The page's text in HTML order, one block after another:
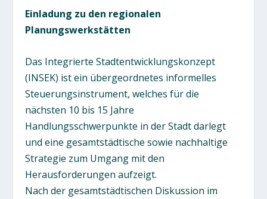
Einladung zu den regionalen
Planungswerkstätten
Das Integrierte Stadtentwicklungskonzept
(INSEK) ist ein übergeordnetes informelles
Steuerungsinstrument, welches für die
nächsten 10 bis 15 Jahre
Handlungsschwerpunkte in der Stadt darlegt
und eine gesamtstädtische sowie nachhaltige
Strategie zum Umgang mit den
Herausforderungen aufzeigt.
Nach der gesamtstädtischen Diskussion im